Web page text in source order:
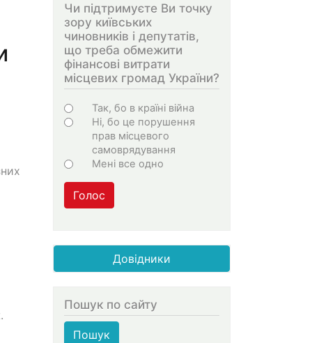
Чи підтримуєте Ви точку
зору київських
чиновників і депутатів,
що треба обмежити
фінансові витрати
місцевих громад України?
Варіанти
Так, бо в країні війна
Ні, бо це порушення
прав місцевого
самоврядування
Мені все одно
Голос
Довідники
Пошук по сайту
Пошук